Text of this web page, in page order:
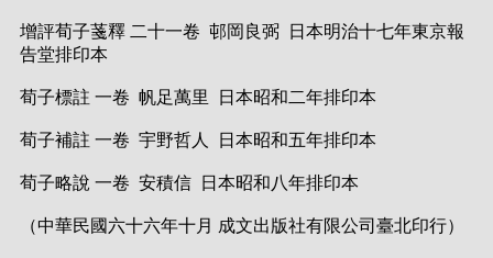
增評荀子菚釋 二十一卷 邨岡良弼 日本明治十七年東京報
告堂排印本
荀子標註 一卷 帆足萬里 日本昭和二年排印本
荀子補註 一卷 宇野哲人 日本昭和五年排印本
荀子略說 一卷 安積信 日本昭和八年排印本
（中華民國六十六年十月 成文出版社有限公司臺北印行）